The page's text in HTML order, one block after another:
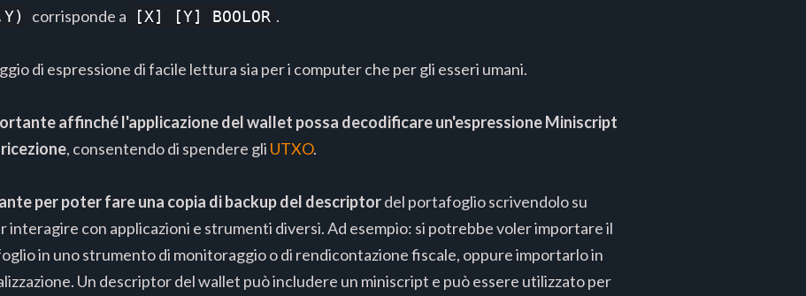
corrisponde a [X] [Y] BOOLOR .
di espressione di facile lettura sia per i computer che per gli esseri umani.
affinché l'applicazione del wallet possa decodificare un'espressione Miniscript
, consentendo di spendere gli UTXO.
per poter fare una copia di backup del descriptordel portafoglio scrivendolo su
interagire con applicazioni e strumenti diversi. Ad esempio: si potrebbe voler importare il
in uno strumento di monitoraggio o di rendicontazione fiscale, oppure importarlo in
Un descriptor del wallet può includere un miniscript e può essere utilizzato per